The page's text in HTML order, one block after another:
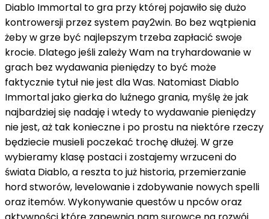
Diablo Immortal to gra przy której pojawiło się dużo
kontrowersji przez system pay2win. Bo bez wątpienia
żeby w grze być najlepszym trzeba zapłacić swoje
krocie. Dlatego jeśli zależy Wam na tryhardowanie w
grach bez wydawania pieniędzy to być może
faktycznie tytuł nie jest dla Was. Natomiast Diablo
Immortal jako gierka do luźnego grania, myślę że jak
najbardziej się nadaję i wtedy to wydawanie pieniędzy
nie jest, aż tak konieczne i po prostu na niektóre rzeczy
będziecie musieli poczekać trochę dłużej. W grze
wybieramy klasę postaci i zostajemy wrzuceni do
świata Diablo, a reszta to już historia, przemierzanie
hord stworów, levelowanie i zdobywanie nowych spelli
oraz itemów. Wykonywanie questów u npców oraz